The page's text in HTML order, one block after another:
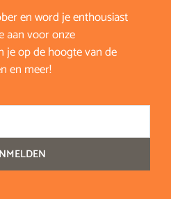
en word je enthousiast
aan voor onze
je op de hoogte van de
en meer!